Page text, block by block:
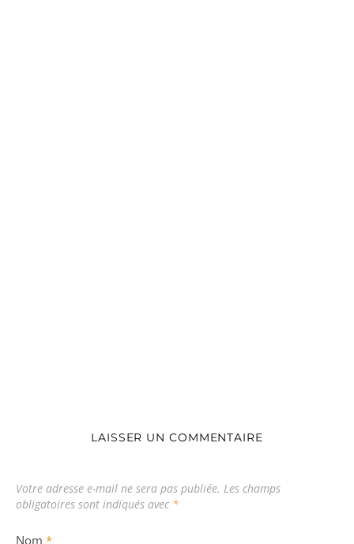
LAISSER UN COMMENTAIRE
Votre adresse e-mail ne sera pas publiée. Les champs
obligatoires sont indiqués avec *
Nom *